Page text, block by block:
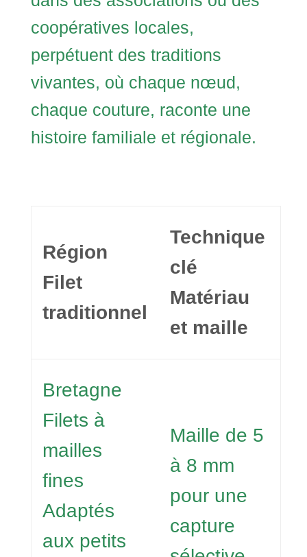
coopératives locales,
perpétuent des traditions
vivantes, où chaque nœud,
chaque couture, raconte une
histoire familiale et régionale.
Région
Filet
traditionnel
Technique
clé
Matériau
et maille
Bretagne
Filets à
mailles
fines
Adaptés
aux petits
Maille de 5
à 8 mm
pour une
capture